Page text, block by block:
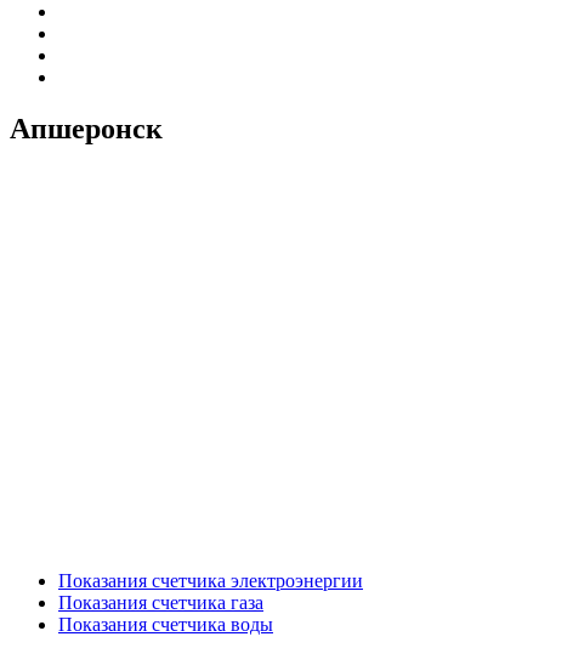
Апшеронск
Показания счетчика электроэнергии
Показания счетчика газа
Показания счетчика воды